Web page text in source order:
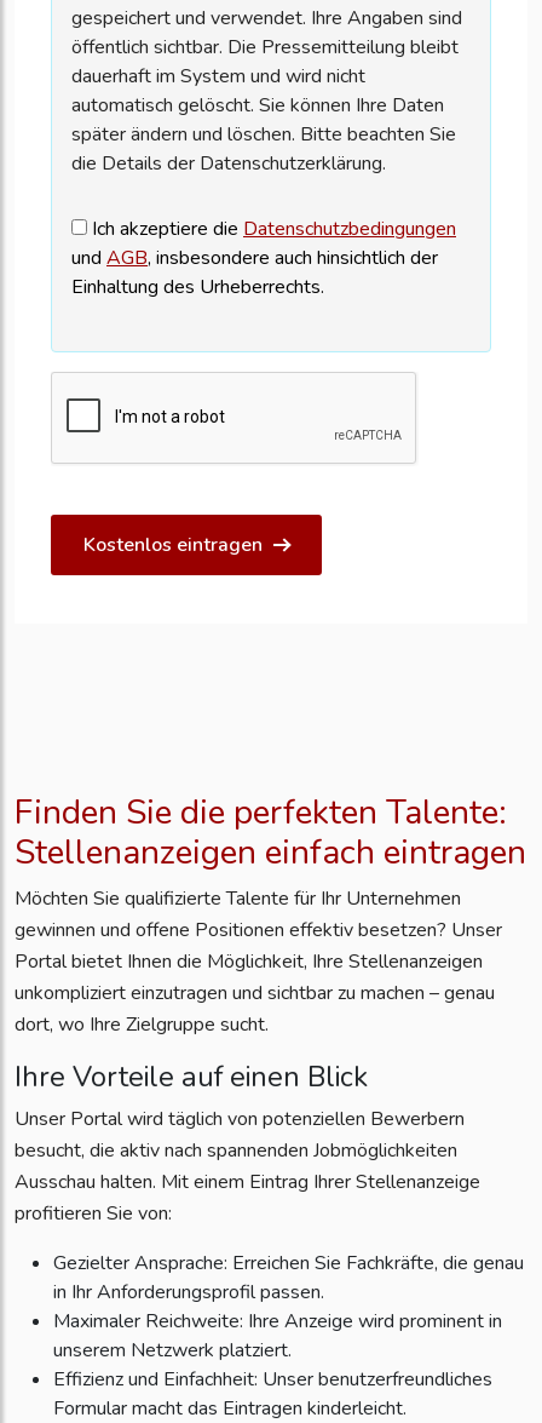
gespeichert und verwendet. Ihre Angaben sind
öffentlich sichtbar. Die Pressemitteilung bleibt
dauerhaft im System und wird nicht
automatisch gelöscht. Sie können Ihre Daten
später ändern und löschen. Bitte beachten Sie
die Details der Datenschutzerklärung.
Ich akzeptiere die Datenschutzbedingungen
und AGB, insbesondere auch hinsichtlich der
Einhaltung des Urheberrechts.
Kostenlos eintragen
Finden Sie die perfekten Talente:
Stellenanzeigen einfach eintragen
Möchten Sie qualifizierte Talente für Ihr Unternehmen
gewinnen und offene Positionen effektiv besetzen? Unser
Portal bietet Ihnen die Möglichkeit, Ihre Stellenanzeigen
unkompliziert einzutragen und sichtbar zu machen – genau
dort, wo Ihre Zielgruppe sucht.
Ihre Vorteile auf einen Blick
Unser Portal wird täglich von potenziellen Bewerbern
besucht, die aktiv nach spannenden Jobmöglichkeiten
Ausschau halten. Mit einem Eintrag Ihrer Stellenanzeige
profitieren Sie von:
Gezielter Ansprache: Erreichen Sie Fachkräfte, die genau
in Ihr Anforderungsprofil passen.
Maximaler Reichweite: Ihre Anzeige wird prominent in
unserem Netzwerk platziert.
Effizienz und Einfachheit: Unser benutzerfreundliches
Formular macht das Eintragen kinderleicht.